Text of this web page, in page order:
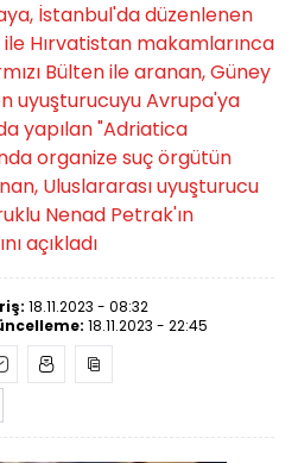
İstanbul'da düzenlenen
Hırvatistan makamlarınca
Bülten ile aranan, Güney
uyuşturucuyu Avrupa'ya
yapılan "Adriatica
organize suç örgütün
Uluslararası uyuşturucu
Nenad Petrak'ın
açıkladı
18.11.2023 - 08:32
18.11.2023 - 22:45